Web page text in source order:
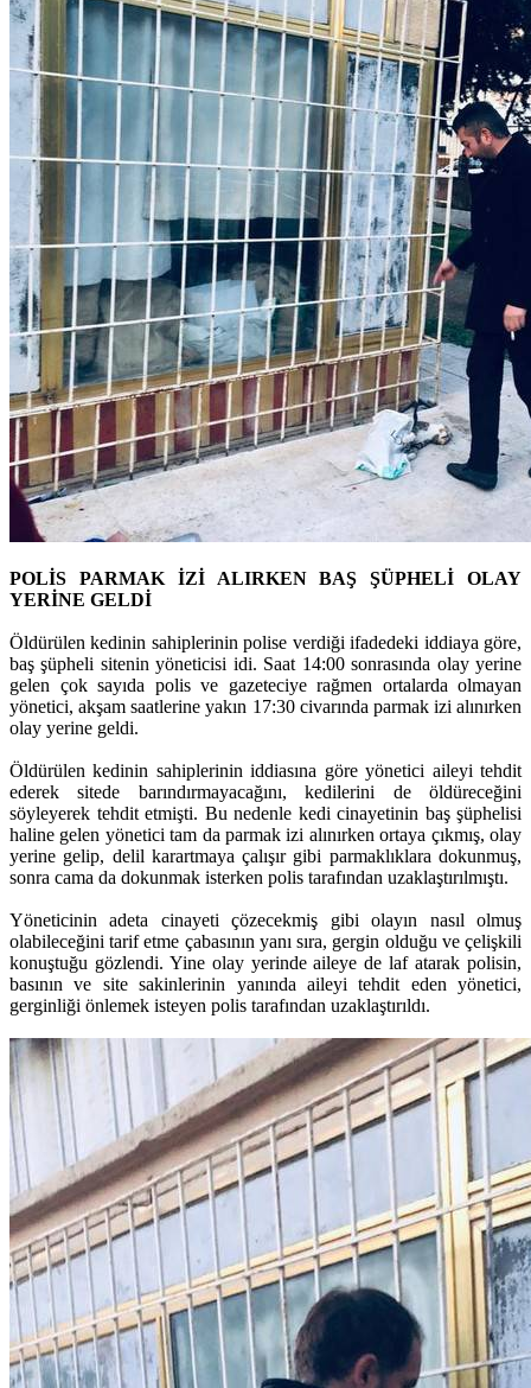
POLİS PARMAK İZİ ALIRKEN BAŞ ŞÜPHELİ OLAY
YERİNE GELDİ
Öldürülen kedinin sahiplerinin polise verdiği ifadedeki iddiaya göre,
baş şüpheli sitenin yöneticisi idi. Saat 14:00 sonrasında olay yerine
gelen çok sayıda polis ve gazeteciye rağmen ortalarda olmayan
yönetici, akşam saatlerine yakın 17:30 civarında parmak izi alınırken
olay yerine geldi.
Öldürülen kedinin sahiplerinin iddiasına göre yönetici aileyi tehdit
ederek sitede barındırmayacağını, kedilerini de öldüreceğini
söyleyerek tehdit etmişti. Bu nedenle kedi cinayetinin baş şüphelisi
haline gelen yönetici tam da parmak izi alınırken ortaya çıkmış, olay
yerine gelip, delil karartmaya çalışır gibi parmaklıklara dokunmuş,
sonra cama da dokunmak isterken polis tarafından uzaklaştırılmıştı.
Yöneticinin adeta cinayeti çözecekmiş gibi olayın nasıl olmuş
olabileceğini tarif etme çabasının yanı sıra, gergin olduğu ve çelişkili
konuştuğu gözlendi. Yine olay yerinde aileye de laf atarak polisin,
basının ve site sakinlerinin yanında aileyi tehdit eden yönetici,
gerginliği önlemek isteyen polis tarafından uzaklaştırıldı.